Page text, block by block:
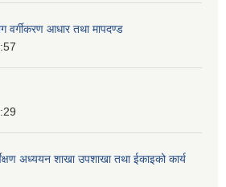
वर्गीकरण आधार तथा मापदण्ड
अध्ययन शाखा उपशाखा तथा ईकाइको कार्य